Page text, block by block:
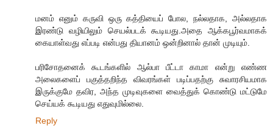
மனம் எனும் கருவி ஒரு கத்தியைப் போல, நல்லதாக, அல்லதாக
இரண்டு வழியிலும் செயல்படக் கூடியது.அதை ஆக்கபூர்வமாகக்
கையாள்வது எப்படி என்பது தியானம் ஒன்றினால் தான் முடியும்.
பரிசோதனைக் கூடங்களில் ஆல்பா பீட்டா காமா என்று எண்ண
அலைகளைப் பகுத்தறிந்த விவரங்கள் படிப்பதற்கு சுவாரசியமாக
இருக்குமே தவிர, அந்த முடிவுகளை வைத்துக் கொண்டு மட்டுமே
செய்யக் கூடியது எதுவுமில்லை.
Reply